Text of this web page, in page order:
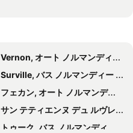
Vernon, オート ノルマンディー 宿泊施設 -
Surville, バス ノルマンディー 宿泊施設 -
フェカン, オート ノルマンディー 宿泊施設 -
サン テティエンヌ デュ ルヴレ, オート ノルマンディー 宿泊施設 -
トゥーク, バス ノルマンディー 宿泊施設 -